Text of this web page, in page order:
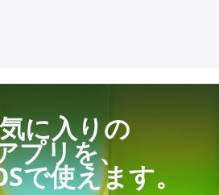
に入りの
プリを、
で使えます。